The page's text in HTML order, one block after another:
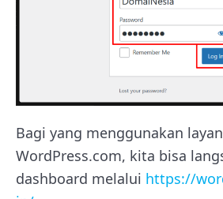
Bagi yang menggunakan
WordPress.com, kita bisa
dashboard melalui https://